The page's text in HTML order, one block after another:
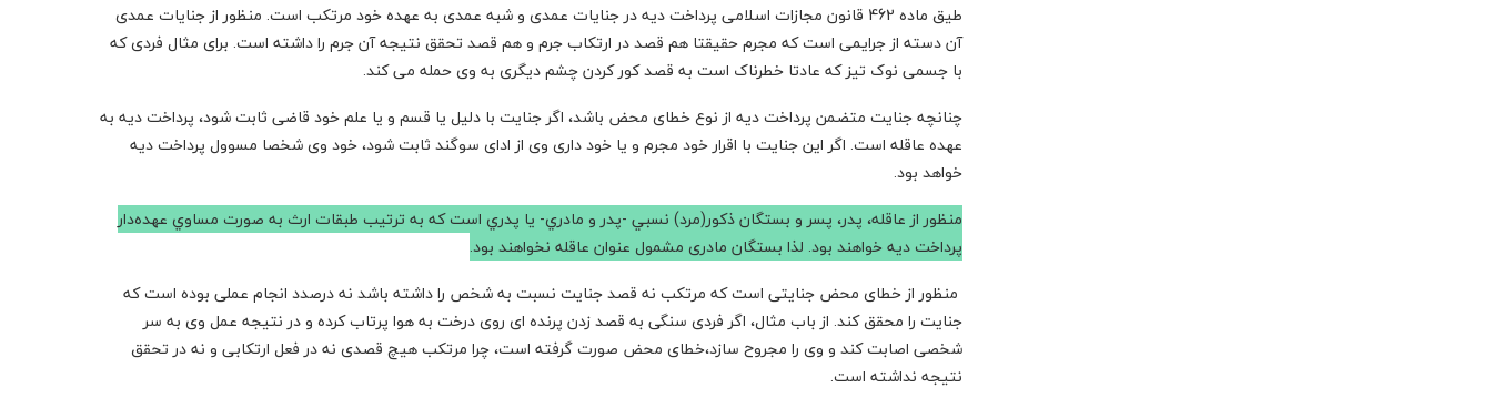
طیق ماده 462 قانون مجازات اسلامی پرداخت دیه در جنایات عمدی و شبه عمدی به عهده خود مرتکب است. منظور از جنایات عمدی
آن دسته از جرایمی است که مجرم حقیقتا هم قصد در ارتکاب جرم و هم قصد تحقق نتیجه آن جرم را داشته است. برای مثال فردی که
با جسمی نوک تیز که عادتا خطرناک است به قصد کور کردن چشم دیگری به وی حمله می کند.
چنانچه جنایت متضمن پرداخت دیه از نوع خطای محض باشد، اگر جنایت با دلیل یا قسم و یا علم خود قاضی ثابت شود، پرداخت دیه به
عهده عاقله است. اگر این جنایت با اقرار خود مجرم و یا خود داری وی از ادای سوگند ثابت شود، خود وی شخصا مسوول پرداخت دیه
خواهد بود.
منظور از عاقله، پدر، پسر و بستگان ذكور(مرد) نسبي -پدر و مادري- يا پدري است که به ترتيب طبقات ارث به صورت مساوي عهده‌دار
پرداخت دیه خواهند بود. لذا بستگان مادری مشمول عنوان عاقله نخواهند بود.
منظور از خطای محض جنایتی است که مرتکب نه قصد جنایت نسبت به ‌شخص را داشته باشد نه درصدد انجام عملی بوده است که
جنایت را محقق کند. از باب مثال، اگر فردی سنگی به قصد زدن پرنده ای روی درخت به هوا پرتاب کرده و در نتیجه عمل وی به سر
شخصی اصابت کند و وی را مجروح سازد،خطای محض صورت گرفته است، چرا مرتکب هیچ قصدی نه در فعل ارتکابی و نه در تحقق
نتیجه نداشته است.